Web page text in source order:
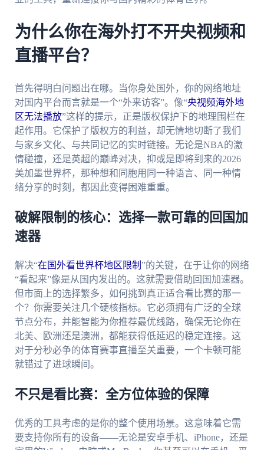
为什么你在海外打不开央视频和
直播平台？
首先得明白问题出在哪。当你身处国外，你的网络地址
对国内平台而言就是一个“外来访客”。像“央视频海外地
区无法播放”这样的提示，正是版权保护下的地理围栏在
起作用。它保护了版权方的利益，却无情地切断了我们
与家乡文化、与共同记忆的实时链接。无论是NBA的激
情碰撞，还是英超的巅峰对决，抑或是即将到来的2026
美加墨世界杯，那种想和同胞用同一种语言、同一种情
绪分享的时刻，都因此变得困难重重。
破解限制的核心：选择一款可靠的回国加
速器
解决“在国外看世界杯地区限制 ”的关键，在于让你的网络
“看起来”像是从国内发出的。这就需要借助回国加速器。
但市面上的选择繁多，如何挑到真正适合看比赛的那一
个？你需要关注几个硬核指标。它必须拥有广泛的全球
节点分布，并能智能为你推荐最优线路，确保无论你在
北美、欧洲还是澳洲，都能获得低延迟的稳定连接。这
对于分秒必争的体育赛事直播至关重要，一个卡顿可能
就错过了进球瞬间。
不只是看比赛：全方位体验的保障
优秀的工具考虑的是你的整个使用场景。这意味着它需
要支持你所有的设备——无论是安卓手机、iPhone，还是